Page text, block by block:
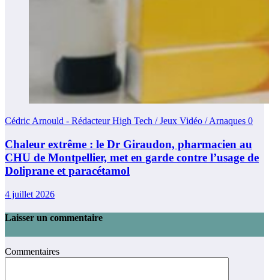
Cédric Arnould - Rédacteur High Tech / Jeux Vidéo / Arnaques 0
Chaleur extrême : le Dr Giraudon, pharmacien au
CHU de Montpellier, met en garde contre l’usage de
Doliprane et paracétamol
4 juillet 2026
Laisser un commentaire
Commentaires